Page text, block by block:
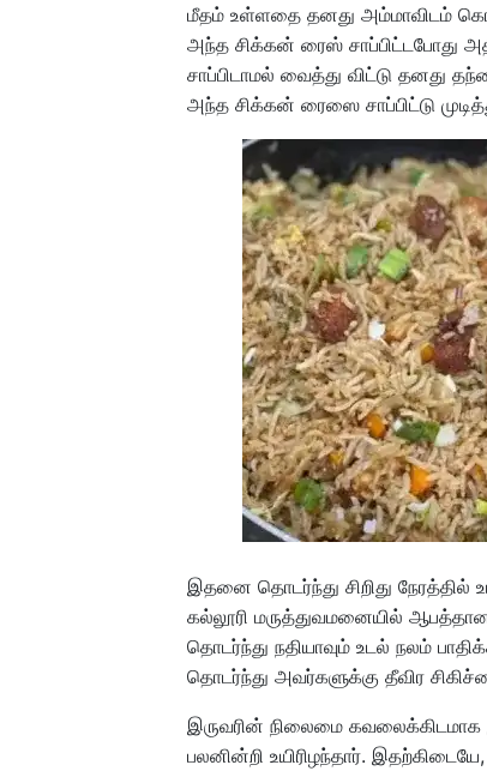
மீதம் உள்ளதை தனது அம்மாவிடம்
அந்த சிக்கன் ரைஸ் சாப்பிட்டபோது
சாப்பிடாமல் வைத்து விட்டு
அந்த சிக்கன் ரைஸை சாப்பிட்டு
இதனை தொடர்ந்து சிறிது நேரத்தில்
கல்லூரி மருத்துவமனையில்
தொடர்ந்து நதியாவும் உடல் நலம்
தொடர்ந்து அவர்களுக்கு தீவிர
இருவரின் நிலைமை கவலைக்கிடமாக
பலனின்றி உயிரிழந்தார்.